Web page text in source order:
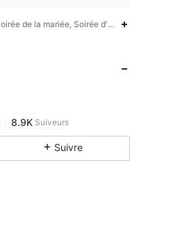
de la mariée, Soirée d'anniversaire,
8.9K Suiveurs
8.9K
8.9K
Suivre